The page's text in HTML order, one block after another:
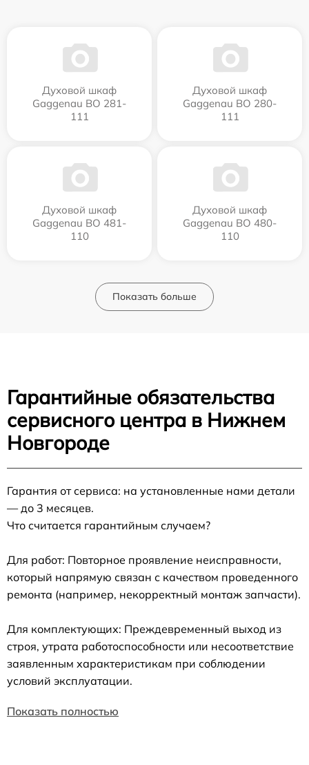
Духовой шкаф
Gaggenau BO 281-
111
Духовой шкаф
Gaggenau BO 280-
111
Духовой шкаф
Gaggenau BO 481-
110
Духовой шкаф
Gaggenau BO 480-
110
Показать больше
Гарантийные обязательства
сервисного центра в Нижнем
Новгороде
Гарантия от сервиса: на установленные нами детали
— до 3 месяцев.
Что считается гарантийным случаем?
Для работ: Повторное проявление неисправности,
который напрямую связан с качеством проведенного
ремонта (например, некорректный монтаж запчасти).
Для комплектующих: Преждевременный выход из
строя, утрата работоспособности или несоответствие
заявленным характеристикам при соблюдении
условий эксплуатации.
Показать полностью